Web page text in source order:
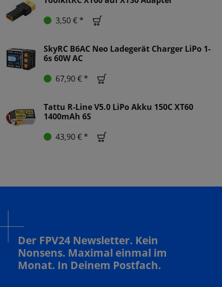
3,50 € *
SkyRC B6AC Neo Ladegerät Charger LiPo 1-
6s 60W AC
67,90 € *
Tattu R-Line V5.0 LiPo Akku 150C XT60
1400mAh 6S
43,90 € *
Der FPV24 Newsletter. Kein
Nonsens. Maximal einmal im
Monat. In Deinem Postfach.